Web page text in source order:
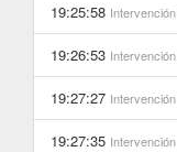
19:25:58 Intervención
19:26:53 Intervención
19:27:27 Intervención
19:27:35 Intervención